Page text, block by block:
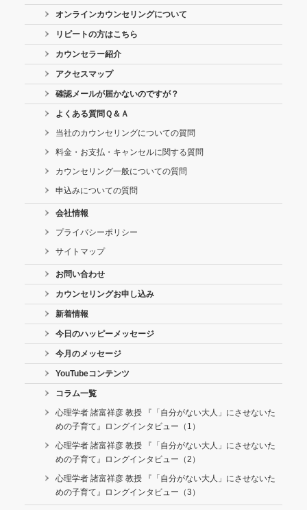
オンラインカウンセリングについて
リピートの方はこちら
カウンセラー紹介
アクセスマップ
確認メールが届かないのですが？
よくある質問Ｑ＆Ａ
当社のカウンセリングについての質問
料金・お支払・キャンセルに関する質問
カウンセリング一般についての質問
申込みについての質問
会社情報
プライバシーポリシー
サイトマップ
お問い合わせ
カウンセリングお申し込み
新着情報
今日のハッピーメッセージ
今月のメッセージ
YouTubeコンテンツ
コラム一覧
心理学者 諸富祥彦 教授 『「自分がない大人」にさせないた
めの子育て』ロングインタビュー（1）
心理学者 諸富祥彦 教授 『「自分がない大人」にさせないた
めの子育て』ロングインタビュー（2）
心理学者 諸富祥彦 教授 『「自分がない大人」にさせないた
めの子育て』ロングインタビュー（3）